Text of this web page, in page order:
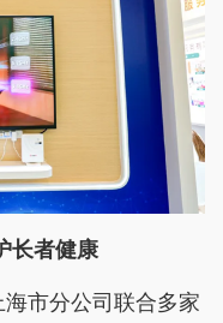
长者健康
市分公司联合多家